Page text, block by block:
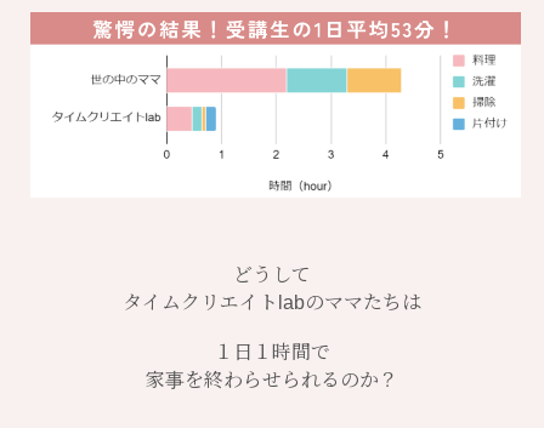
どうして
タイムクリエイトlabのママたちは
１日１時間で
家事を終わらせられるのか？